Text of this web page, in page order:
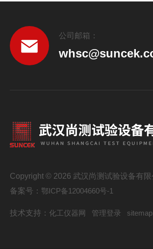
公司邮箱：
Copyright © 2026 武汉尚测试验设备有
备案号： 鄂ICP备12004660号-1
技术支持： 化工仪器网 管理登录